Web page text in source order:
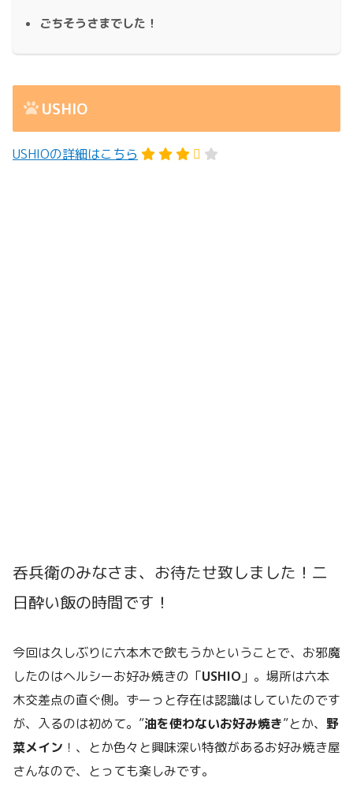
ごちそうさまでした！
USHIO
USHIOの詳細はこちら
呑兵衛のみなさま、お待たせ致しました！二
日酔い飯の時間です！
今回は久しぶりに六本木で飲もうかということで、お邪魔
したのはヘルシーお好み焼きの「USHIO 」。場所は六本
木交差点の直ぐ側。ずーっと存在は認識はしていたのです
が、入るのは初めて。”油を使わないお好み焼き”とか、 野
菜メイン ！、とか色々と興味深い特徴があるお好み焼き屋
さんなので、とっても楽しみです。